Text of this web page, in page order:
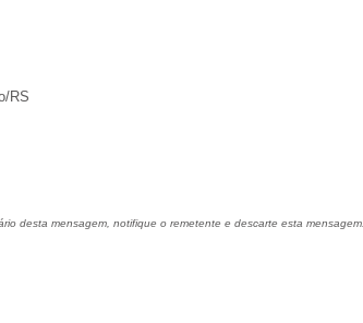
RS
desta mensagem, notifique o remetente e descarte esta mensagem.